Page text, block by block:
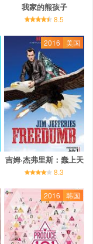
我家的熊孩子
8.5
2016 美国
吉姆·杰弗里斯：蠢上天
8.3
2016 韩国